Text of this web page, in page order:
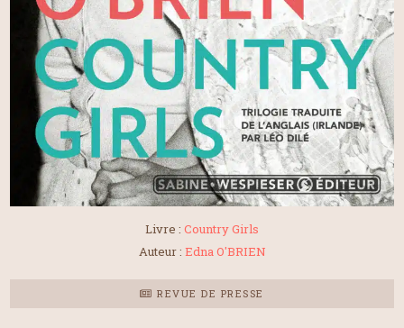
Livre : Country Girls
Auteur : Edna O'BRIEN
REVUE DE PRESSE